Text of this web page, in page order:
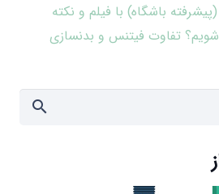
تفاوت فیتنس و بدنسازی